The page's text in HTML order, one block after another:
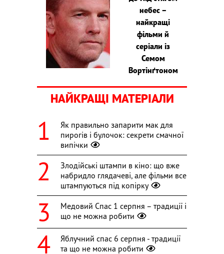
небес –
найкращі
фільми й
серіали із
Семом
Вортінґтоном
НАЙКРАЩІ МАТЕРІАЛИ
Як правильно запарити мак для
пирогів і булочок: секрети смачної
випічки
Злодійські штампи в кіно: що вже
набридло глядачеві, але фільми все
штампуються під копірку
Медовий Спас 1 серпня – традиції і
що не можна робити
Яблучний спас 6 серпня - традиції
та що не можна робити